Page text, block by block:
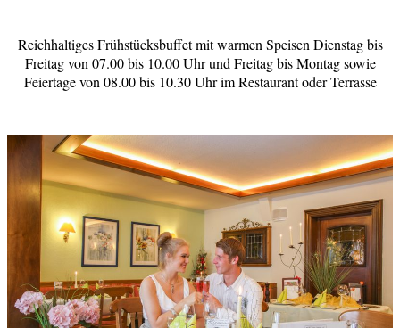
Reichhaltiges Frühstücksbuffet mit warmen Speisen Dienstag bis
Freitag von 07.00 bis 10.00 Uhr und Freitag bis Montag sowie
Feiertage von 08.00 bis 10.30 Uhr im Restaurant oder Terrasse